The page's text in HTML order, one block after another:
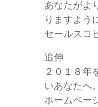
あなたがよ
りますよう
セールスコ
追伸
２０１８年
いあなたへ。
ホームペー